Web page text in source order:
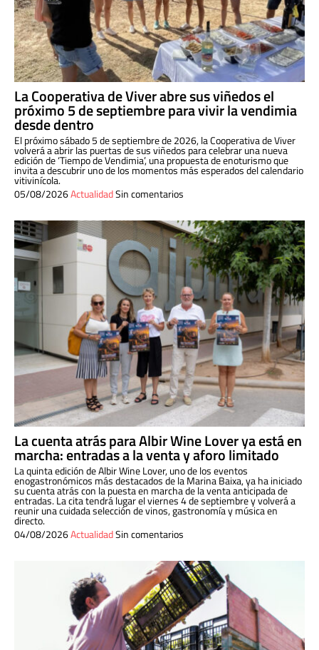
La Cooperativa de Viver abre sus viñedos el
próximo 5 de septiembre para vivir la vendimia
desde dentro
El próximo sábado 5 de septiembre de 2026, la Cooperativa de Viver
volverá a abrir las puertas de sus viñedos para celebrar una nueva
edición de ‘Tiempo de Vendimia’, una propuesta de enoturismo que
invita a descubrir uno de los momentos más esperados del calendario
vitivinícola.
05/08/2026ActualidadSin comentarios
La cuenta atrás para Albir Wine Lover ya está en
marcha: entradas a la venta y aforo limitado
La quinta edición de Albir Wine Lover, uno de los eventos
enogastronómicos más destacados de la Marina Baixa, ya ha iniciado
su cuenta atrás con la puesta en marcha de la venta anticipada de
entradas. La cita tendrá lugar el viernes 4 de septiembre y volverá a
reunir una cuidada selección de vinos, gastronomía y música en
directo.
04/08/2026ActualidadSin comentarios